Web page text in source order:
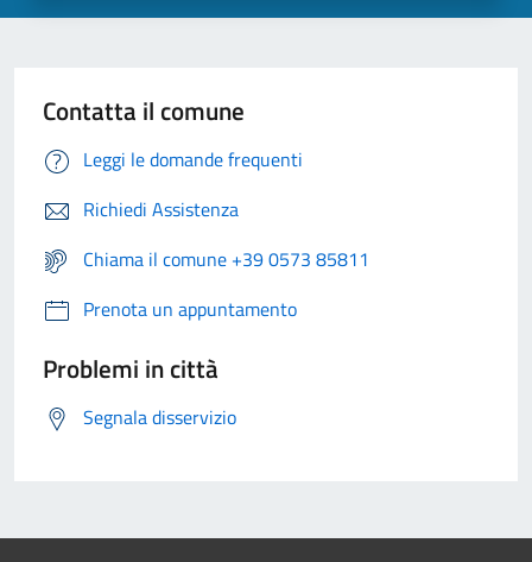
Contatta il comune
Leggi le domande frequenti
Richiedi Assistenza
Chiama il comune +39 0573 85811
Prenota un appuntamento
Problemi in città
Segnala disservizio